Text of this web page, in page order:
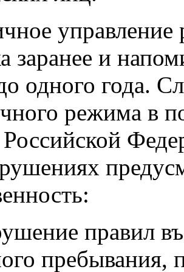
заранее и
одного года.
режима в
Российской
правил
пребывания,